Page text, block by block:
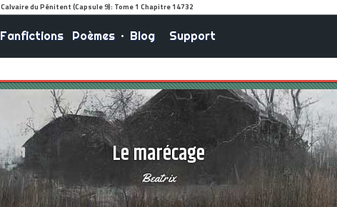
Fanfictions Poèmes• Blog Support
Le marécage
Beatrix